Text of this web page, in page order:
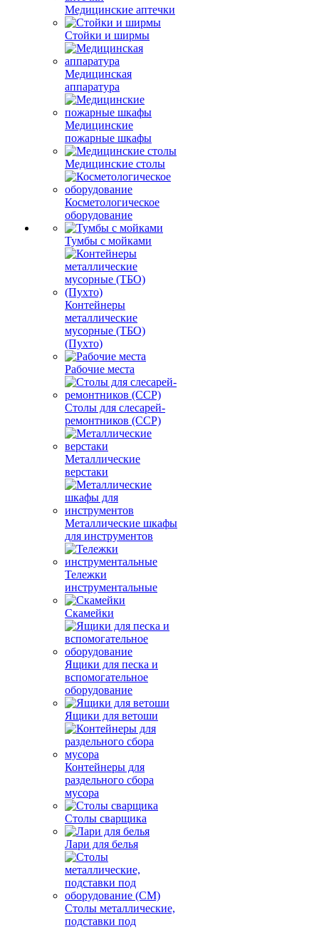
Медицинские аптечки
Стойки и ширмы
Медицинская
аппаратура
Медицинские
пожарные шкафы
Медицинские столы
Косметологическое
оборудование
Тумбы с мойками
Контейнеры
металлические
мусорные (ТБО)
(Пухто)
Рабочие места
Столы для слесарей-
ремонтников (ССР)
Металлические
верстаки
Металлические шкафы
для инструментов
Тележки
инструментальные
Скамейки
Ящики для песка и
вспомогательное
оборудование
Ящики для ветоши
Контейнеры для
раздельного сбора
мусора
Столы сварщика
Лари для белья
Столы металлические,
подставки под